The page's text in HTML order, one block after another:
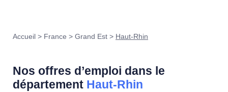
Accueil > France > Grand Est > Haut-Rhin
Nos offres d’emploi dans le
département Haut-Rhin